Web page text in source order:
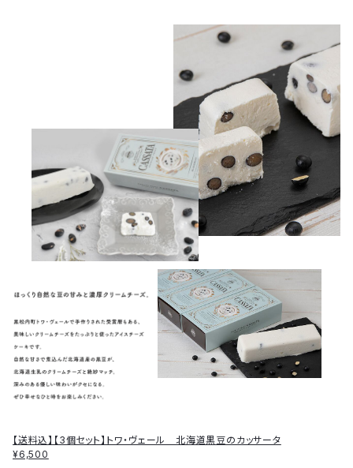
【送料込】【3個セット】トワ・ヴェール 北海道黒豆のカッサータ
¥6,500